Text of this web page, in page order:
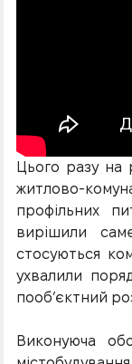
Цього разу на
житлово-
профільних
вирішили
стосуються
ухвалили
пооб’єктний
Виконуюча